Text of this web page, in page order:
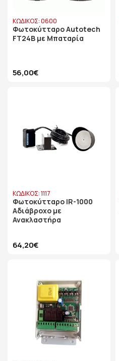
ΚΩΔΙΚΟΣ: 0600
Φωτοκύτταρο Autotech
FT24B με Μπαταρία
56,00€
ΚΩΔΙΚΟΣ: 1117
Φωτοκύτταρο IR-1000
Αδιάβροχο με
Ανακλαστήρα
64,20€